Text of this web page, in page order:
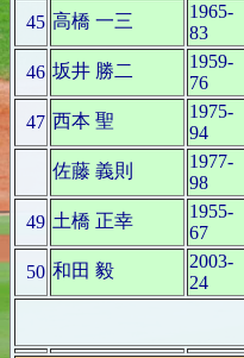
45 高橋 一三
1965-
83
46 坂井 勝二
1959-
76
47 西本 聖
1975-
94
佐藤 義則
1977-
98
49 土橋 正幸
1955-
67
50 和田 毅
2003-
24